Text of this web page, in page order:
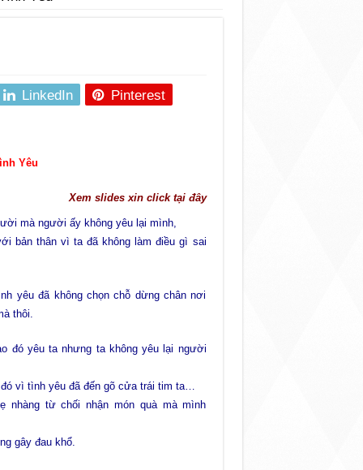
LinkedIn Pinterest
Yêu
Xem slides xin click tại đây
mà người ấy không yêu lại mình,
bản thân vì ta đã không làm điều gì sai
yêu đã không chọn chỗ dừng chân nơi
thôi.
đó yêu ta nhưng ta không yêu lại người
vì tình yêu đã đến gõ cửa trái tim ta…
nhàng từ chối nhận món quà mà mình
gây đau khổ.